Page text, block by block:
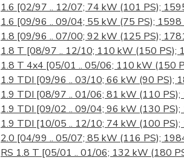
1.6 [02/97 .. 12/07; 74 kW (101 PS);
1.6 [09/96 .. 09/04; 55 kW (75 PS); 1598
1.8 [09/96 .. 07/00; 92 kW (125 PS);
1.8 T [08/97 .. 12/10; 110 kW (150 PS);
1.8 T 4x4 [05/01 .. 05/06; 110 kW (150
1.9 TDI [09/96 .. 03/10; 66 kW (90 PS);
1.9 TDI [08/97 .. 01/06; 81 kW (110 PS);
1.9 TDI [09/02 .. 09/04; 96 kW (130 PS);
1.9 TDI [10/05 .. 12/10; 74 kW (100 PS);
2.0 [04/99 .. 05/07; 85 kW (116 PS);
RS 1.8 T [05/01 .. 01/06; 132 kW (180